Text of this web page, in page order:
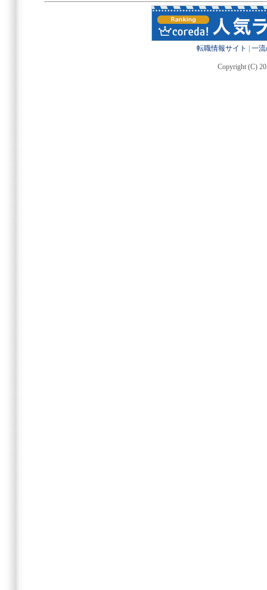
転職情報サイト 一
Copyright (C)